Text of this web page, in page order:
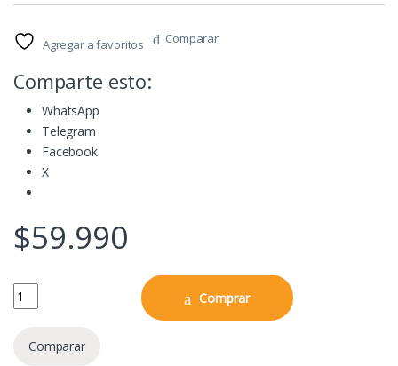
Agregar a favoritos Comparar
Comparte esto:
WhatsApp
Telegram
Facebook
X
$59.990
The Silence of the Lambs - Dr. Hannibal Lecter 7" (Prison Escape)
Comprar
Comparar